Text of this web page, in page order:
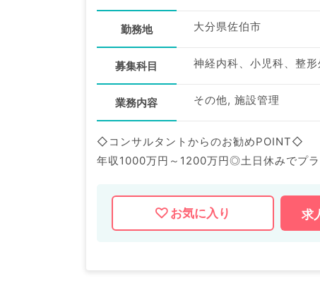
勤務地 大分県佐伯市
募集科目
業務内容 その他, 施設管理
◇コンサルタントからのお勧めPOINT◇
年収1000万円～1200万円◎土日休みでプ
マイナビDOCTORでは病院やクリニック
お気に入り 求